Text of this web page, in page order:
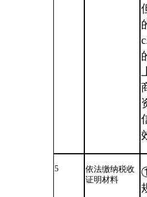
5
依法缴纳税收
证明材料